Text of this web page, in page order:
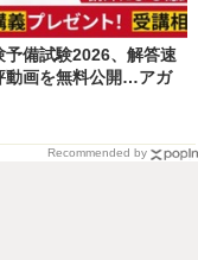
予備試験2026、解答速
動画を無料公開…アガ
Recommended by